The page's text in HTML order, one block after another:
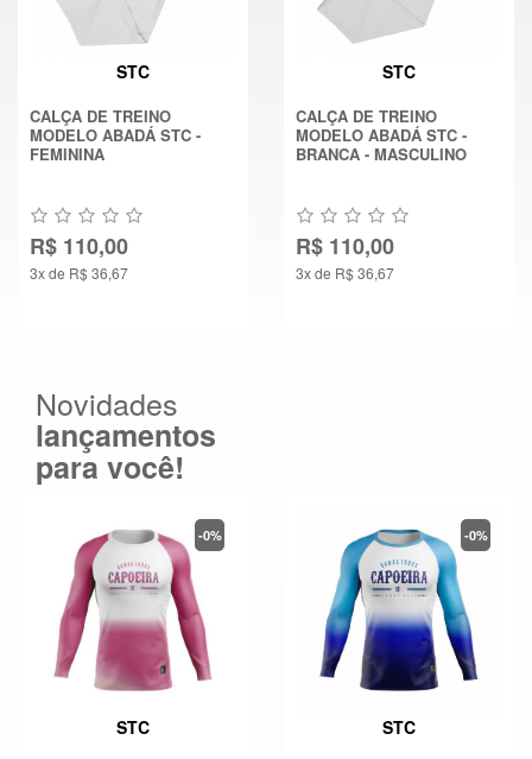
STC
CALÇA DE TREINO
MODELO ABADÁ STC -
FEMININA
R$ 110,00
3x de R$ 36,67
STC
CALÇA DE TREINO
MODELO ABADÁ STC -
BRANCA - MASCULINO
R$ 110,00
3x de R$ 36,67
Novidades
lançamentos
para você!
STC
-0%
STC
-0%